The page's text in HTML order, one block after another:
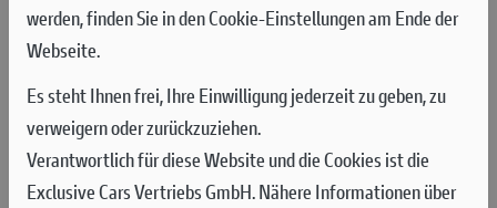
Ducati World Première. "Nur wenige Motorräder erfüllen diese
Mission so wie die neue Panigale V4, die siebte Generation der
Ducati Superbikes. Ein Motorrad, das eine Geschichte von
Erfolgen und unvergesslichen Modellen fortsetzt und den
maximalen Ausdruck unserer Werte Stil, Raffinesse und
Performance darstellt."
werden, finden Sie in den Cookie-Einstellungen am Ende der
Webseite.
Es steht Ihnen frei, Ihre Einwilligung jederzeit zu geben, zu
verweigern oder zurückzuziehen.
Verantwortlich für diese Website und die Cookies ist die
Exclusive Cars Vertriebs GmbH. Nähere Informationen über